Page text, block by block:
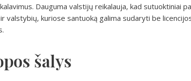
Dauguma valstijų reikalauja, kad sutuoktiniai
valstybių, kuriose santuoką galima sudaryti be
šalys